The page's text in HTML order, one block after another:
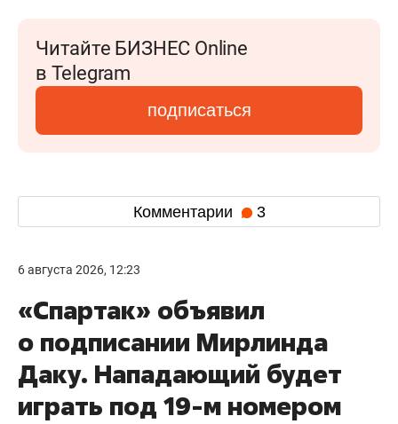
Читайте БИЗНЕС Online
в Telegram
подписаться
Комментарии 3
6 августа 2026, 12:23
«Спартак» объявил
о подписании Мирлинда
Даку. Нападающий будет
играть под 19-м номером